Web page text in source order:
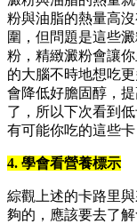
粉與油脂的熱量高
圍，但問題是這些
粉，精緻澱粉會讓
的大腦不時地想吃
會降低好膽固醇，
了，所以下次看到
有可能你吃的這些
4. 學會看營養標示
綜觀上述的卡路里
夠的，應該要去了